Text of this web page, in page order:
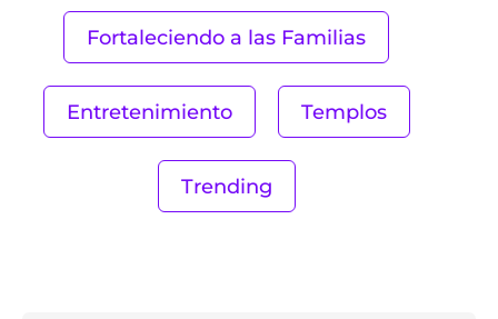
Fortaleciendo a las Familias
Entretenimiento Templos
Trending